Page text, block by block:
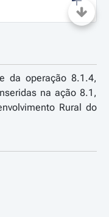
da operação 8.1.4,
na ação 8.1,
Rural do